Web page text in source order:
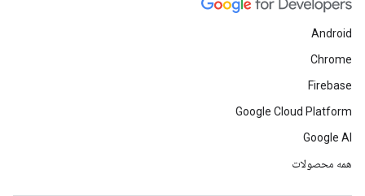
Android
Chrome
Firebase
Google Cloud Platform
Google AI
همه محصولات